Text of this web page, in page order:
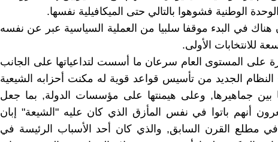
الوطنية فشوهوا بالتالي حتى الميكافيلية نفسها.
في البدء موقفا سلبيا من العملية السياسية عبر عن نفسه
للانتخابات الأولى.
على المستوى العام سرعان ما أسست لتداعياتها على الجانب
الجديد من تأسيس قواعد قوية له مكنت أحزابه الشيعية
بين جماهيرها, وعلى هيمنتها على مؤسسات الدولة, بما جعل
أنهم باتوا في نفس المأزق الذي كان عليه "الشيعة" إبان
في مطلع القرن السابق, والذي كان أحد الأسباب الرئيسة في